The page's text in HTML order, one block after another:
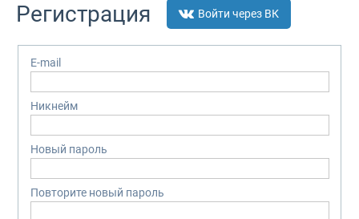
Регистрация Войти через ВК
E-mail
Никнейм
Новый пароль
Повторите новый пароль